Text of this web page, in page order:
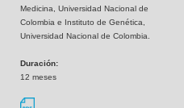
Medicina, Universidad Nacional de
Colombia e Instituto de Genética,
Universidad Nacional de Colombia.
Duración:
12 meses